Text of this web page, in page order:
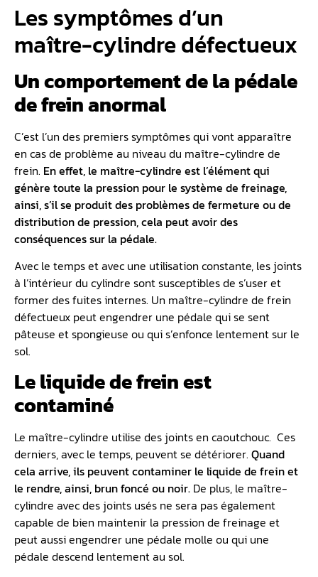
Les symptômes d’un
maître-cylindre défectueux
Un comportement de la pédale
de frein anormal
C’est l’un des premiers symptômes qui vont apparaître
en cas de problème au niveau du maître-cylindre de
frein. En effet, le maître-cylindre est l’élément qui
génère toute la pression pour le système de freinage,
ainsi, s’il se produit des problèmes de fermeture ou de
distribution de pression, cela peut avoir des
conséquences sur la pédale.
Avec le temps et avec une utilisation constante, les joints
à l’intérieur du cylindre sont susceptibles de s’user et
former des fuites internes. Un maître-cylindre de frein
défectueux peut engendrer une pédale qui se sent
pâteuse et spongieuse ou qui s’enfonce lentement sur le
sol.
Le liquide de frein est
contaminé
Le maître-cylindre utilise des joints en caoutchouc. Ces
derniers, avec le temps, peuvent se détériorer. Quand
cela arrive, ils peuvent contaminer le liquide de frein et
le rendre, ainsi, brun foncé ou noir. De plus, le maître-
cylindre avec des joints usés ne sera pas également
capable de bien maintenir la pression de freinage et
peut aussi engendrer une pédale molle ou qui une
pédale descend lentement au sol.